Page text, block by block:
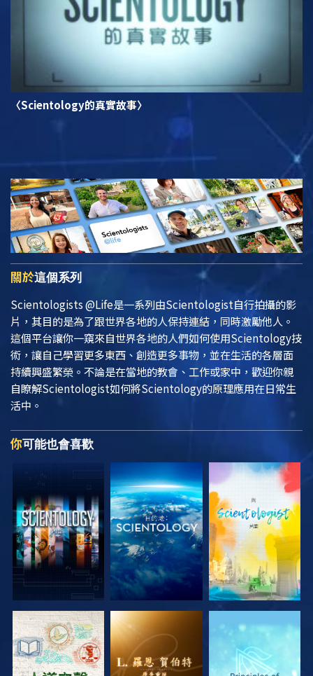
〈Scientology的真實故事〉
關於這個系列
Scientologists @Life是一系列由Scientologist自行拍攝的影
片，其目的是為了跟世界各地的人保持連結，同時激勵他人。
這個平台讓你一窺來自世界各地的人們如何使用Scientology技
術，讓自己學習更多東西、創造更多事物，並在生活的各層面
持續興盛繁榮。不論是在當地的教會、工作或家中，歡迎你親
自瞭解Scientologist如何將Scientology的原理應用在日常生
活中。
你可能也會喜歡
探索系列節目 探索系列節目 探索系列節目